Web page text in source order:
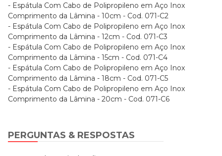
- Espátula Com Cabo de Polipropileno em Aço Inox
Comprimento da Lâmina - 10cm - Cod. 071-C2
- Espátula Com Cabo de Polipropileno em Aço Inox
Comprimento da Lâmina - 12cm - Cod. 071-C3
- Espátula Com Cabo de Polipropileno em Aço Inox
Comprimento da Lâmina - 15cm - Cod. 071-C4
- Espátula Com Cabo de Polipropileno em Aço Inox
Comprimento da Lâmina - 18cm - Cod. 071-C5
- Espátula Com Cabo de Polipropileno em Aço Inox
Comprimento da Lâmina - 20cm - Cod. 071-C6
PERGUNTAS & RESPOSTAS